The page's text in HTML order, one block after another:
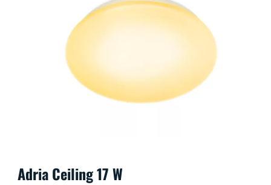
Adria Ceiling 17 W